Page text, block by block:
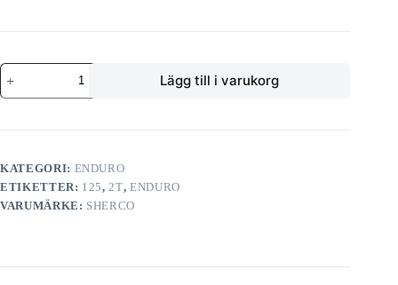
Sherco
125
SE
2T
Lägg till i varukorg
KATEGORI: ENDURO
ETIKETTER: 125, 2T,ENDURO
VARUMÄRKE: SHERCO